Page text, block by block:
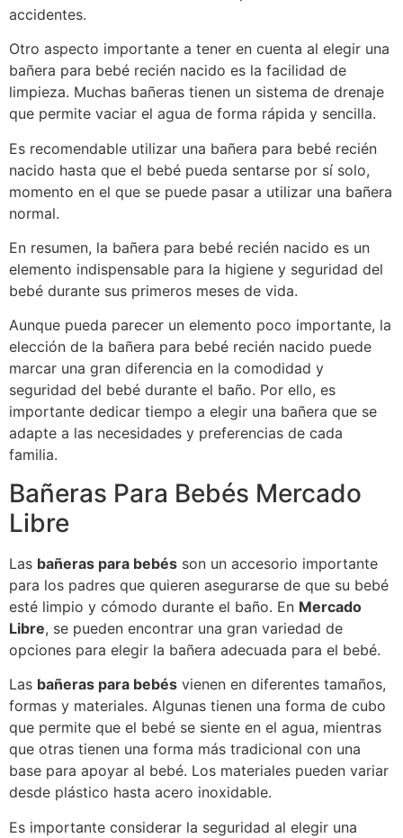
accidentes.
Otro aspecto importante a tener en cuenta al elegir una
bañera para bebé recién nacido es la facilidad de
limpieza. Muchas bañeras tienen un sistema de drenaje
que permite vaciar el agua de forma rápida y sencilla.
Es recomendable utilizar una bañera para bebé recién
nacido hasta que el bebé pueda sentarse por sí solo,
momento en el que se puede pasar a utilizar una bañera
normal.
En resumen, la bañera para bebé recién nacido es un
elemento indispensable para la higiene y seguridad del
bebé durante sus primeros meses de vida.
Aunque pueda parecer un elemento poco importante, la
elección de la bañera para bebé recién nacido puede
marcar una gran diferencia en la comodidad y
seguridad del bebé durante el baño. Por ello, es
importante dedicar tiempo a elegir una bañera que se
adapte a las necesidades y preferencias de cada
familia.
Bañeras Para Bebés Mercado
Libre
Las bañeras para bebés son un accesorio importante
para los padres que quieren asegurarse de que su bebé
esté limpio y cómodo durante el baño. En Mercado
Libre, se pueden encontrar una gran variedad de
opciones para elegir la bañera adecuada para el bebé.
Las bañeras para bebés vienen en diferentes tamaños,
formas y materiales. Algunas tienen una forma de cubo
que permite que el bebé se siente en el agua, mientras
que otras tienen una forma más tradicional con una
base para apoyar al bebé. Los materiales pueden variar
desde plástico hasta acero inoxidable.
Es importante considerar la seguridad al elegir una